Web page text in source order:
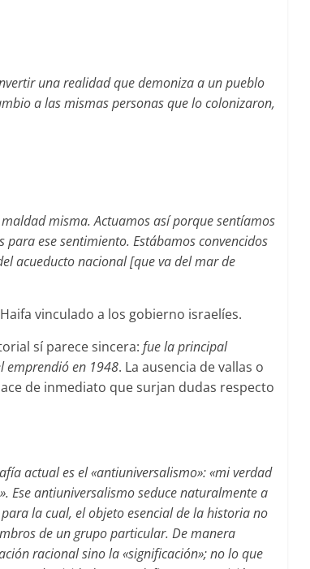
una realidad que demoniza a un pueblo
a las mismas personas que lo colonizaron,
misma. Actuamos así porque sentíamos
ese sentimiento. Estábamos convencidos
acueducto nacional [que va del mar de
vinculado a los gobierno israelíes.
sí parece sincera: fue la principal
emprendió en 1948. La ausencia de vallas o
de inmediato que surjan dudas respecto
actual es el «antiuniversalismo»: «mi verdad
Ese antiuniversalismo seduce naturalmente a
la cual, el objeto esencial de la historia no
de un grupo particular. De manera
racional sino la «significación»; no lo que